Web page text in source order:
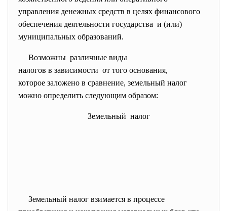
управления денежных средств в целях финансового
обеспечения деятельности государства и (или)
муниципальных образований.
Возможны различные виды
налогов в зависимости от того основания,
которое заложено в сравнение, земельный налог
можно определить следующим образом:
Земельный налог
Земельный налог взимается в процессе